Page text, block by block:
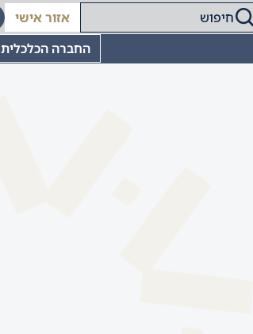
אזור אישי
החברה הכלכלית